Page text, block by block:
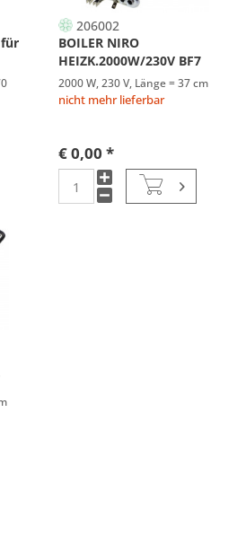
für
206002
BOILER NIRO
HEIZK.2000W/230V BF7
2000 W, 230 V, Länge = 37 cm
nicht mehr lieferbar
€ 0,00 *